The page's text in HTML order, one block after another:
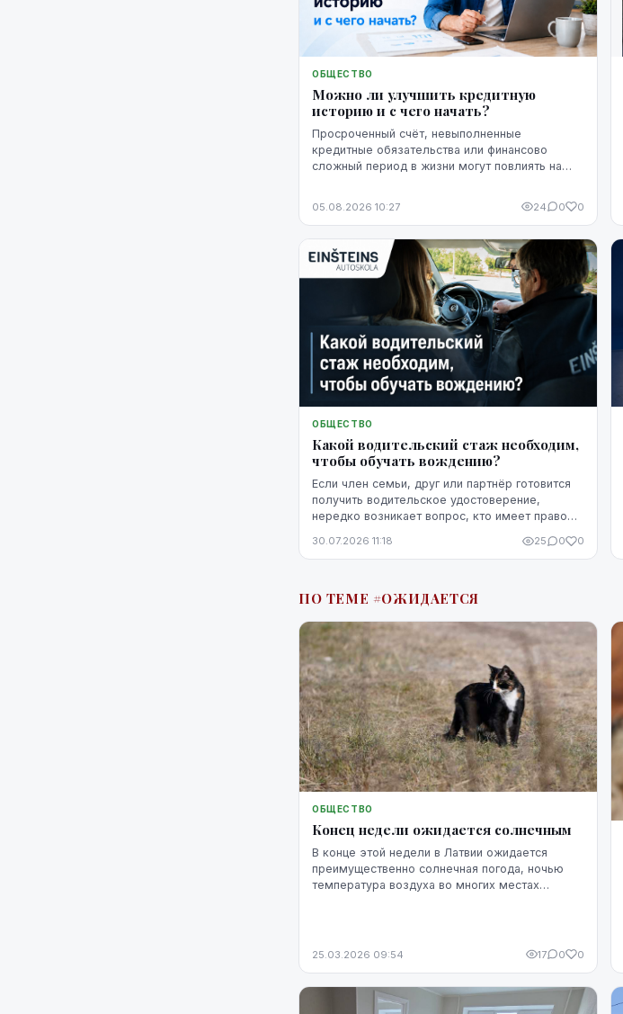
ОБЩЕСТВО
Можно ли улучшить кредитную
историю и с чего начать?
Просроченный счёт, невыполненные
кредитные обязательства или финансово
сложный период в жизни могут повлиять на
уже невозможно изменить. Кредитную
этого потребуются время, регулярное
выполнение обязательств и продуманные
действия.
05.08.2026 10:27 24 0 0
ОБЩЕСТВО
Какой водительский стаж необходим,
чтобы обучать вождению?
Если член семьи, друг или партнёр готовится
получить водительское удостоверение,
нередко возникает вопрос, кто имеет право
учебных поездок. В настоящее время м...
30.07.2026 11:18 25 0 0
ПО ТЕМЕ #ОЖИДАЕТСЯ
ОБЩЕСТВО
Конец недели ожидается солнечным
В конце этой недели в Латвии ожидается
преимущественно солнечная погода, ночью
температура воздуха во многих местах
25.03.2026 09:54 17 0 0